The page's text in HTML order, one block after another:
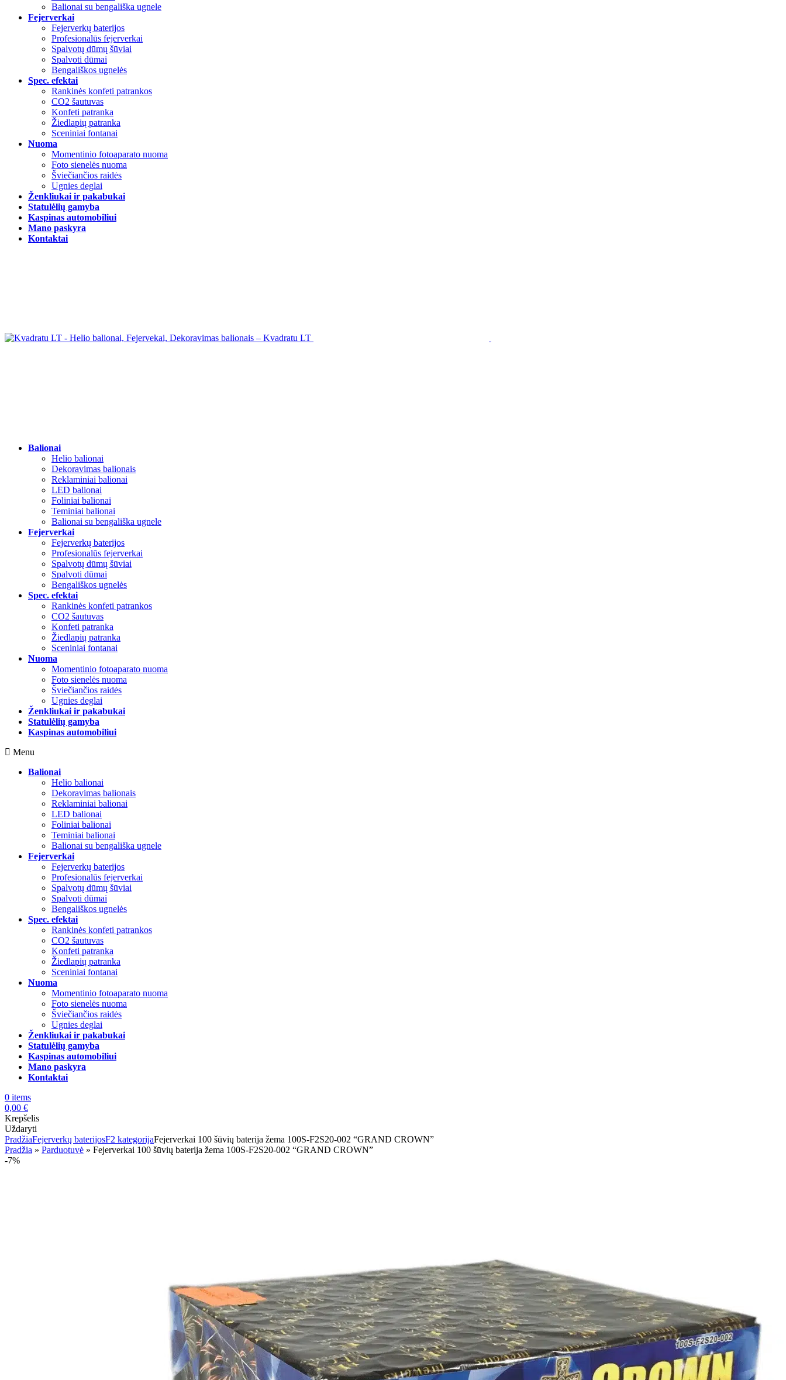
Balionai su bengališka ugnele
Fejerverkai
Fejerverkų baterijos
Profesionalūs fejerverkai
Spalvotų dūmų šūviai
Spalvoti dūmai
Bengališkos ugnelės
Spec. efektai
Rankinės konfeti patrankos
CO2 šautuvas
Konfeti patranka
Žiedlapių patranka
Sceniniai fontanai
Nuoma
Momentinio fotoaparato nuoma
Foto sienelės nuoma
Šviečiančios raidės
Ugnies deglai
Ženkliukai ir pakabukai
Statulėlių gamyba
Kaspinas automobiliui
Mano paskyra
Kontaktai
Balionai
Helio balionai
Dekoravimas balionais
Reklaminiai balionai
LED balionai
Foliniai balionai
Teminiai balionai
Balionai su bengališka ugnele
Fejerverkai
Fejerverkų baterijos
Profesionalūs fejerverkai
Spalvotų dūmų šūviai
Spalvoti dūmai
Bengališkos ugnelės
Spec. efektai
Rankinės konfeti patrankos
CO2 šautuvas
Konfeti patranka
Žiedlapių patranka
Sceniniai fontanai
Nuoma
Momentinio fotoaparato nuoma
Foto sienelės nuoma
Šviečiančios raidės
Ugnies deglai
Ženkliukai ir pakabukai
Statulėlių gamyba
Kaspinas automobiliui
Menu
Balionai
Helio balionai
Dekoravimas balionais
Reklaminiai balionai
LED balionai
Foliniai balionai
Teminiai balionai
Balionai su bengališka ugnele
Fejerverkai
Fejerverkų baterijos
Profesionalūs fejerverkai
Spalvotų dūmų šūviai
Spalvoti dūmai
Bengališkos ugnelės
Spec. efektai
Rankinės konfeti patrankos
CO2 šautuvas
Konfeti patranka
Žiedlapių patranka
Sceniniai fontanai
Nuoma
Momentinio fotoaparato nuoma
Foto sienelės nuoma
Šviečiančios raidės
Ugnies deglai
Ženkliukai ir pakabukai
Statulėlių gamyba
Kaspinas automobiliui
Mano paskyra
Kontaktai
0 items
0,00 €
Krepšelis
Uždaryti
PradžiaFejerverkų baterijosF2 kategorijaFejerverkai 100 šūvių baterija žema 100S-F2S20-002 “GRAND CROWN”
Pradžia » Parduotuvė » Fejerverkai 100 šūvių baterija žema 100S-F2S20-002 “GRAND CROWN”
-7%